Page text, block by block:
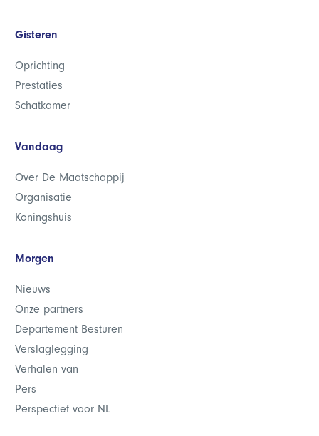
Gisteren
Oprichting
Prestaties
Schatkamer
Vandaag
Over De Maatschappij
Organisatie
Koningshuis
Morgen
Nieuws
Onze partners
Departement Besturen
Verslaglegging
Verhalen van
Pers
Perspectief voor NL